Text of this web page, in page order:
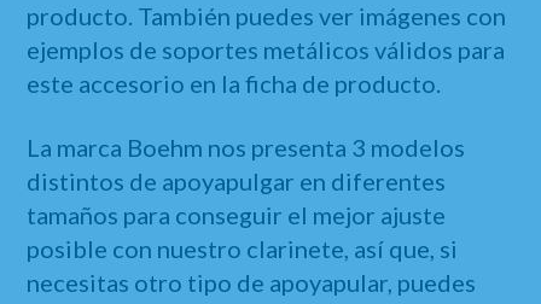
producto. También puedes ver imágenes con
ejemplos de soportes metálicos válidos para
este accesorio en la ficha de producto.
La marca Boehm nos presenta 3 modelos
distintos de apoyapulgar en diferentes
tamaños para conseguir el mejor ajuste
posible con nuestro clarinete, así que, si
necesitas otro tipo de apoyapular, puedes